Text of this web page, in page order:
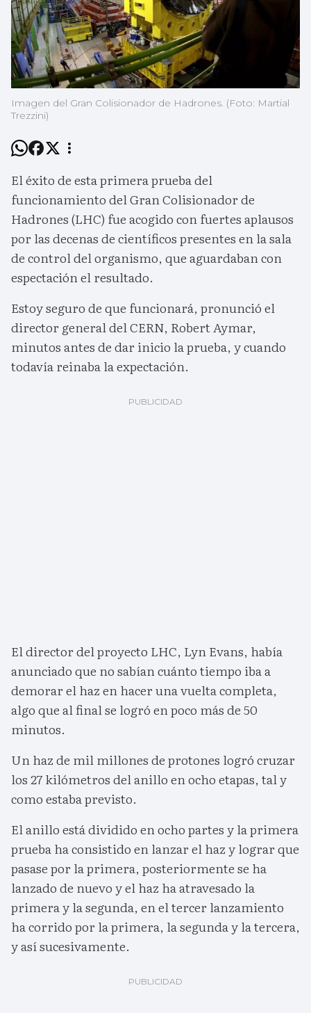
Imagen del Gran Colisionador de Hadrones. (Foto: Martial
Trezzini)
El éxito de esta primera prueba del
funcionamiento del Gran Colisionador de
Hadrones (LHC) fue acogido con fuertes aplausos
por las decenas de científicos presentes en la sala
de control del organismo, que aguardaban con
espectación el resultado.
Estoy seguro de que funcionará, pronunció el
director general del CERN, Robert Aymar,
minutos antes de dar inicio la prueba, y cuando
todavía reinaba la expectación.
El director del proyecto LHC, Lyn Evans, había
anunciado que no sabían cuánto tiempo iba a
demorar el haz en hacer una vuelta completa,
algo que al final se logró en poco más de 50
minutos.
Un haz de mil millones de protones logró cruzar
los 27 kilómetros del anillo en ocho etapas, tal y
como estaba previsto.
El anillo está dividido en ocho partes y la primera
prueba ha consistido en lanzar el haz y lograr que
pasase por la primera, posteriormente se ha
lanzado de nuevo y el haz ha atravesado la
primera y la segunda, en el tercer lanzamiento
ha corrido por la primera, la segunda y la tercera,
y así sucesivamente.